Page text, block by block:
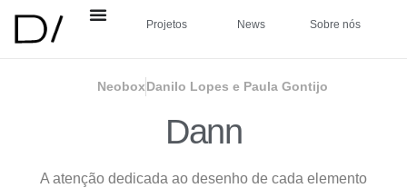
Projetos News Sobre nós
NeoboxDanilo Lopes e Paula Gontijo
Dann
A atenção dedicada ao desenho de cada elemento